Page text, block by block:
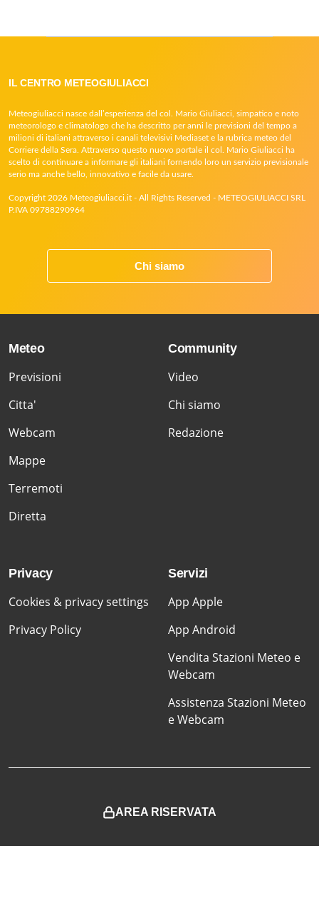
IL CENTRO METEOGIULIACCI
Meteogiuliacci nasce dall’esperienza del col. Mario Giuliacci, simpatico e noto
meteorologo e climatologo che ha descritto per anni le previsioni del tempo a
milioni di italiani attraverso i canali televisivi Mediaset e la rubrica meteo del
Corriere della Sera. Attraverso questo nuovo portale il col. Mario Giuliacci ha
scelto di continuare a informare gli italiani fornendo loro un servizio previsionale
serio ma anche bello, innovativo e facile da usare.
Copyright 2026 Meteogiuliacci.it - All Rights Reserved - METEOGIULIACCI SRL
P.IVA 09788290964
Chi siamo
Meteo
Previsioni
Citta'
Webcam
Mappe
Terremoti
Diretta
Community
Video
Chi siamo
Redazione
Privacy
Cookies & privacy settings
Privacy Policy
Servizi
App Apple
App Android
Vendita Stazioni Meteo e
Webcam
Assistenza Stazioni Meteo
e Webcam
AREA RISERVATA